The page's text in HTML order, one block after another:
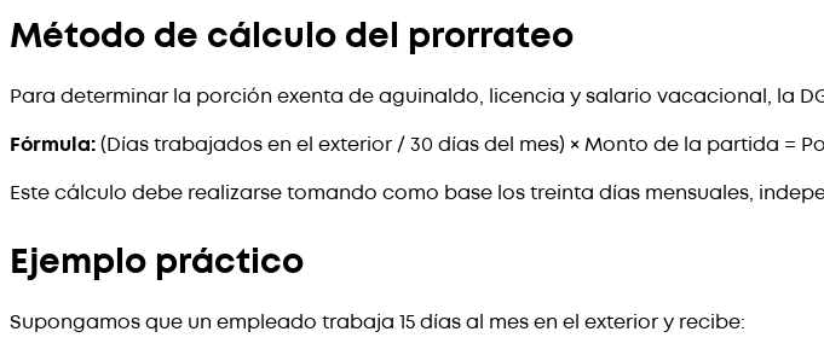
Método de cálculo del prorrateo
Para determinar la porción exenta de aguinaldo, licencia y salario vacacional, la
Fórmula:(Días trabajados en el exterior / 30 días del mes) × Monto de la partida =
Este cálculo debe realizarse tomando como base los treinta días mensuales,
Ejemplo práctico
Supongamos que un empleado trabaja 15 días al mes en el exterior y recibe: